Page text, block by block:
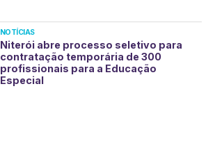
NOTÍCIAS
Niterói abre processo seletivo para
contratação temporária de 300
profissionais para a Educação
Especial